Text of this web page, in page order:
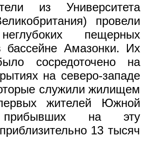
из Университета
провели
пещерных
бассейне Амазонки. Их
сосредоточено на
на северо-западе
служили жилищем
жителей Южной
на эту
13 тысяч